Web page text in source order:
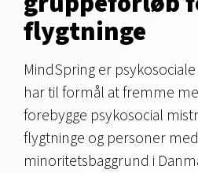
flygtninge
MindSpring er
har til formål at fremme
forebygge psykosocial
flygtninge og personer
minoritetsbaggrund i